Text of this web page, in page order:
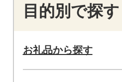
目的別で探す
お礼品から探す